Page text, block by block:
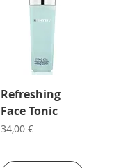
Refreshing
Face Tonic
Prezzo
34,00 €